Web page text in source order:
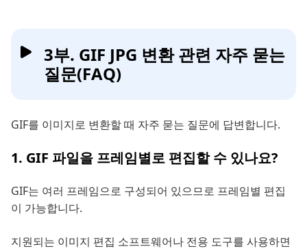
3부. GIF JPG 변환 관련 자주 묻는
질문(FAQ)
GIF를 이미지로 변환할 때 자주 묻는 질문에 답변합니다.
1. GIF 파일을 프레임별로 편집할 수 있나요?
GIF는 여러 프레임으로 구성되어 있으므로 프레임별 편집
이 가능합니다.
지원되는 이미지 편집 소프트웨어나 전용 도구를 사용하면